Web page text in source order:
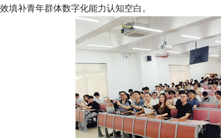
效填补青年群体数字化能力认知空白。